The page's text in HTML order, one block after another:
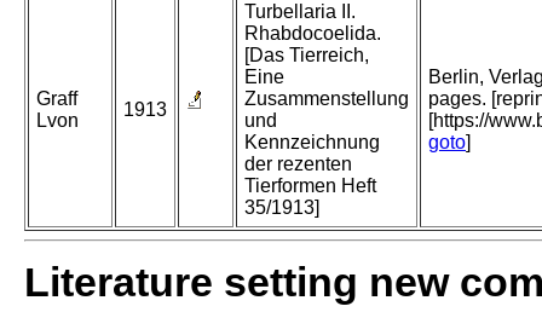
Graff
Lvon
1913
Turbellaria II.
Rhabdocoelida.
[Das Tierreich,
Eine
Zusammenstellung
und
Kennzeichnung
der rezenten
Tierformen Heft
35/1913]
Berlin,
pages.
[https://
goto]
Literature setting new